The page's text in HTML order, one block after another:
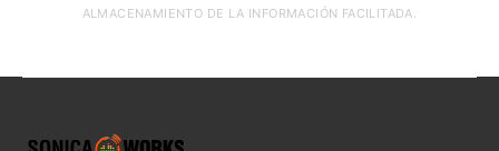
ALMACENAMIENTO DE LA INFORMACIÓN FACILITADA.